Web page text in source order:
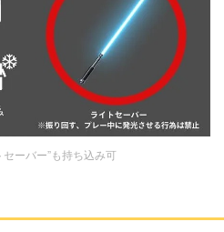
セーバー”も持ち込み可